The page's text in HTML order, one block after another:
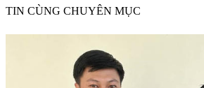
TIN CÙNG CHUYÊN MỤC